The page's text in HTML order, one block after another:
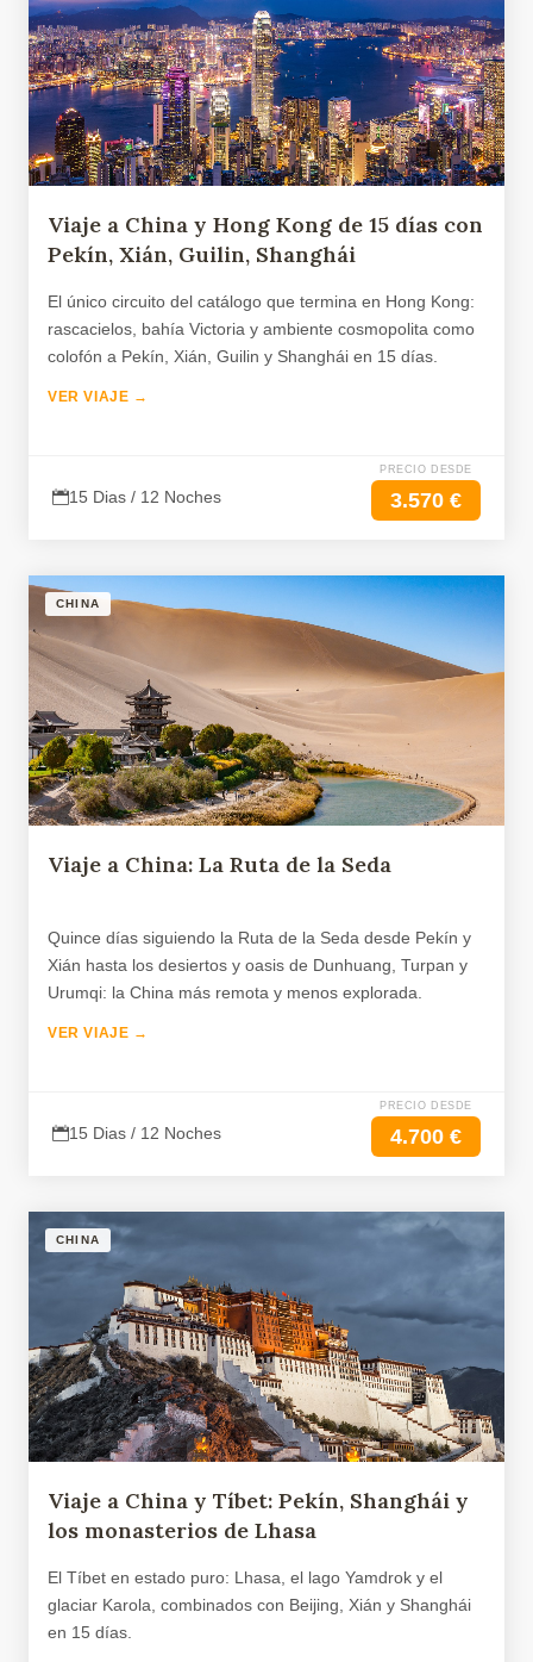
Viaje a China y Hong Kong de 15 días con
Pekín, Xián, Guilin, Shanghái
El único circuito del catálogo que termina en Hong Kong:
rascacielos, bahía Victoria y ambiente cosmopolita como
colofón a Pekín, Xián, Guilin y Shanghái en 15 días.
VER VIAJE →
15 Dias / 12 Noches
PRECIO DESDE
3.570 €
CHINA
Viaje a China: La Ruta de la Seda
Quince días siguiendo la Ruta de la Seda desde Pekín y
Xián hasta los desiertos y oasis de Dunhuang, Turpan y
Urumqi: la China más remota y menos explorada.
VER VIAJE →
15 Dias / 12 Noches
PRECIO DESDE
4.700 €
CHINA
Viaje a China y Tíbet: Pekín, Shanghái y
los monasterios de Lhasa
El Tíbet en estado puro: Lhasa, el lago Yamdrok y el
glaciar Karola, combinados con Beijing, Xián y Shanghái
en 15 días.